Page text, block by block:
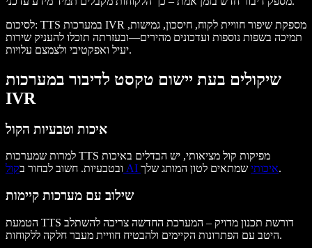
לסיכום: TTS במערכות IVR מספקת שיפור חוויית לקוח, חיסכון, גמישות,
תמיכה בשפות נוספות ועדכונים מהירים—ובעזרתה תוכלו להעניק שירות
יעיל ואפקטיבי ולצמצם עלויות.
שיקולים בעת יישום טקסט לדיבור במערכות
IVR
איכות וטבעיות הקול
למרות שמערכות TTS מפיקות קול מציאותי, יש הבדלים באיכות
ובטבעיות. חשוב לבחור ב
קול AI איכותישמתאים לטון המותג שלך.
שילוב עם מערכות קיימות
הטמעת TTS דורשת תכנון מדויק – המערכת החדשה צריכה להשתלב
היטב עם הפתרונות הקיימים ולהבטיח חוויית מעבר חלקה ללקוחות.